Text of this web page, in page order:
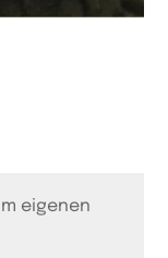
eigenen